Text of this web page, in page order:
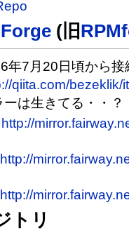
(旧
年7月20日頃から
qiita.com/
ーは生きてる・・？
http://
http://
http://
トリ